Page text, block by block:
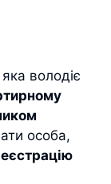
володіє
особа,